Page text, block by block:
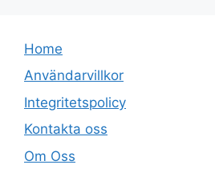
Home
Användarvillkor
Integritetspolicy
Kontakta oss
Om Oss